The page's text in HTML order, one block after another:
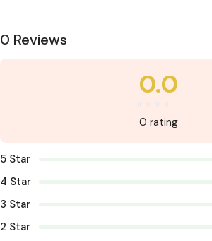
0 Reviews
0.0
0 rating
5 Star
4 Star
3 Star
2 Star